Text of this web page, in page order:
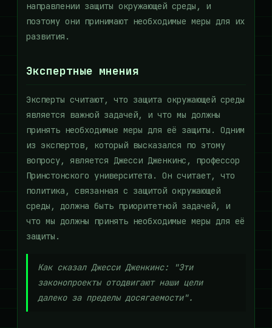
направлении защиты окружающей среды, и
поэтому они принимают необходимые меры для их
развития.
Экспертные мнения
Эксперты считают, что защита окружающей среды
является важной задачей, и что мы должны
принять необходимые меры для её защиты. Одним
из экспертов, который высказался по этому
вопросу, является Джесси Дженкинс, профессор
Принстонского университета. Он считает, что
политика, связанная с защитой окружающей
среды, должна быть приоритетной задачей, и
что мы должны принять необходимые меры для её
защиты.
Как сказал Джесси Дженкинс: "Эти
законопроекты отодвигают наши цели
далеко за пределы досягаемости".